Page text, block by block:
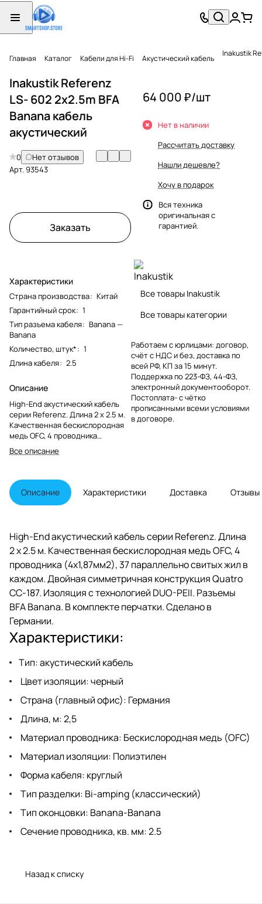
Главная Каталог Кабели для Hi-Fi Акустический кабель Inakustik
Inakustik Referenz
LS- 602 2x2.5m BFA
Banana кабель
акустический
0
Нет отзывов
Арт.93543
Заказать
Характеристики
Страна производства: Китай
Гарантийный срок: 1
Тип разъема кабеля: Banana —
Banana
Количество, штук*: 1
Длина кабеля: 2.5
Описание
High-End акустический кабель
серии Referenz. Длина 2 х 2.5 м.
Качественная бескислородная
медь OFC, 4 проводника
(4х1,87мм2), 37 параллельных
проводов в каждом. Двойная
Quatro CC-187. Изоляция с
технологией DUO-PEII.
Все описание
64 000 ₽/шт
Нет в наличии
Рассчитать доставку
Нашли дешевле?
Хочу в подарок
Вся техника
оригинальная с
гарантией.
Все товары Inakustik
Все товары категории
Работаем с юрлицами: договор,
счёт с НДС и без, доставка по
всей РФ, КП за 15 минут.
Поддержка по 223-ФЗ, 44-ФЗ,
электронный документооборот.
Постоплата- с чётко
прописанными всеми условиями
в договоре.
Описание Характеристики Доставка Отзывы
High-End акустический кабель серии Referenz. Длина
2 х 2.5 м. Качественная бескислородная медь OFC, 4
проводника (4х1,87мм2), 37 параллельно свитых жил в
каждом. Двойная симметричная конструкция Quatro
CC-187. Изоляция с технологией DUO-PEII. Разъемы
BFA Banana. В комплекте перчатки. Сделано в
Германии.
Характеристики:
Тип: акустический кабель
Цвет изоляции: черный
Страна (главный офис): Германия
Длина, м: 2,5
Материал проводника: Бескислородная медь (OFC)
Материал изоляции: Полиэтилен
Форма кабеля: круглый
Тип разделки: Bi-amping (классический)
Тип оконцовки: Banana-Banana
Сечение проводника, кв. мм: 2.5
Назад к списку